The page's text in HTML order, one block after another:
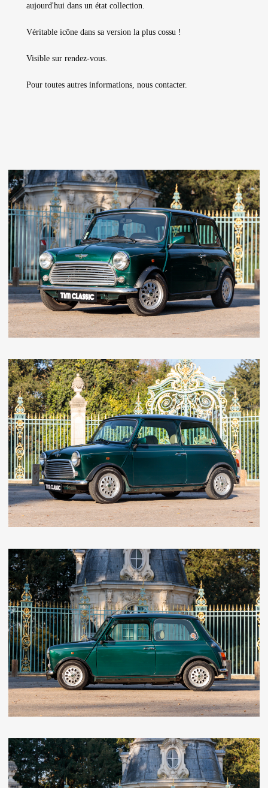
aujourd'hui dans un état collection.
Véritable icône dans sa version la plus cossu !
Visible sur rendez-vous.
Pour toutes autres informations, nous contacter.